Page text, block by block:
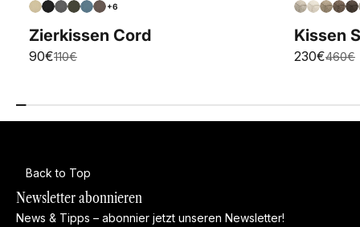
+6
Zierkissen Cord
Angebot
90€Regulärer Preis
110€
Kissen
Angebot
230€460€
Back to Top
Newsletter abonnieren
News & Tipps – abonnier jetzt unseren Newsletter!